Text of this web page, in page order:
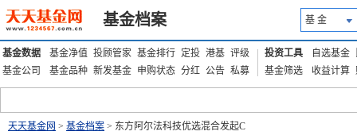
基金档案 基 金
基金数据 基金净值 投顾管家 基金排行 定投 港基 评级
基金公司
基金品种 新发基金 申购状态 分红 公告 私募
投资工具 自选基金
基金筛选
收益计算
天天基金网 > 基金档案 > 东方阿尔法科技优选混合发起C